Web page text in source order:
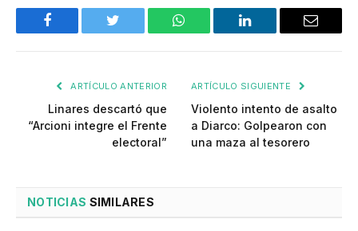
Facebook Twitter WhatsApp LinkedIn Email
ARTÍCULO ANTERIOR
Linares descartó que
“Arcioni integre el Frente
electoral”
ARTÍCULO SIGUIENTE
Violento intento de asalto
a Diarco: Golpearon con
una maza al tesorero
NOTICIAS SIMILARES